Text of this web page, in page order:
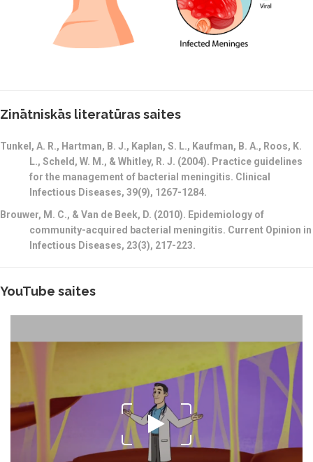
Zinātniskās literatūras saites
Tunkel, A. R., Hartman, B. J., Kaplan, S. L., Kaufman, B. A., Roos, K.
L., Scheld, W. M., & Whitley, R. J. (2004). Practice guidelines
for the management of bacterial meningitis. Clinical
Infectious Diseases, 39(9), 1267-1284.
Brouwer, M. C., & Van de Beek, D. (2010). Epidemiology of
community-acquired bacterial meningitis. Current Opinion in
Infectious Diseases, 23(3), 217-223.
YouTube saites